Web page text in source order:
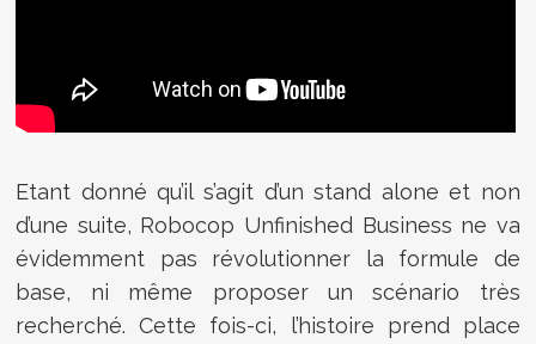
Etant donné qu’il s’agit d’un stand alone et non
d’une suite, Robocop Unfinished Business ne va
évidemment pas révolutionner la formule de
base, ni même proposer un scénario très
recherché. Cette fois-ci, l’histoire prend place